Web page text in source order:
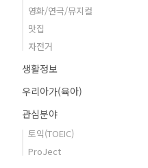
영화/연극/뮤지컬
맛집
자전거
생활정보
우리아가(육아)
관심분야
토익(TOEIC)
ProJect